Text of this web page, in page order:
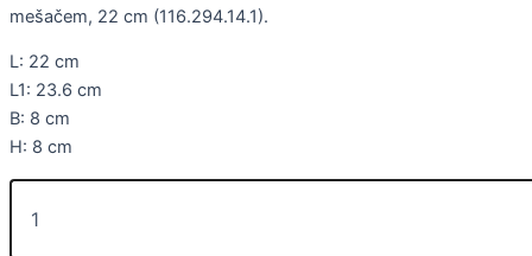
mešačem, 22 cm (116.294.14.1).
L: 22 cm
L1: 23.6 cm
B: 8 cm
H: 8 cm